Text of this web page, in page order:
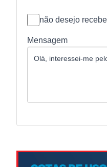
não desejo
Mensagem